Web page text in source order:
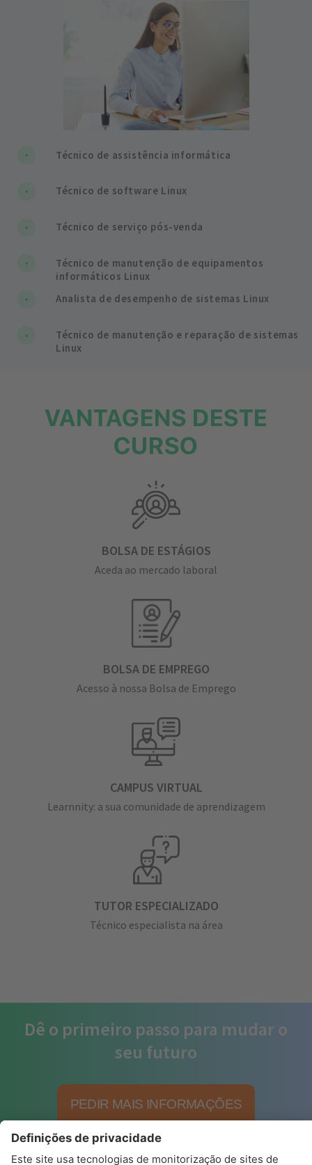
Técnico de assistência informática
Técnico de software Linux
Técnico de serviço pós-venda
Técnico de manutenção de equipamentos
informáticos Linux
Analista de desempenho de sistemas Linux
Técnico de manutenção e reparação de sistemas
Linux
VANTAGENS DESTE
CURSO
BOLSA DE ESTÁGIOS
Aceda ao mercado laboral
BOLSA DE EMPREGO
Acesso à nossa Bolsa de Emprego
CAMPUS VIRTUAL
Learnnity: a sua comunidade de aprendizagem
TUTOR ESPECIALIZADO
Técnico especialista na área
Dê o primeiro passo para mudar o
seu futuro
PEDIR MAIS INFORMAÇÕES